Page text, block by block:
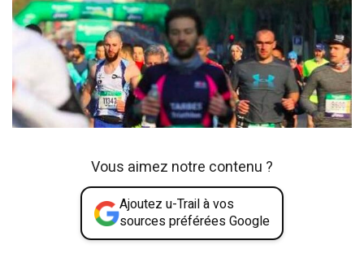
Vous aimez notre contenu ?
Ajoutez u-Trail à vos
sources préférées Google